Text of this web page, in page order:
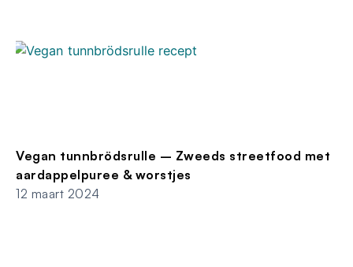
Vegan tunnbrödsrulle – Zweeds streetfood met
aardappelpuree & worstjes
12 maart 2024